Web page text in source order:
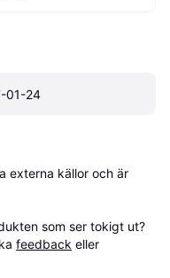
01-24
externa källor och är
som ser tokigt ut?
feedback eller